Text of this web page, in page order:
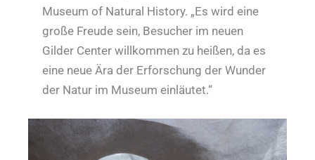
Museum of Natural History. „Es wird eine
große Freude sein, Besucher im neuen
Gilder Center willkommen zu heißen, da es
eine neue Ära der Erforschung der Wunder
der Natur im Museum einläutet.“